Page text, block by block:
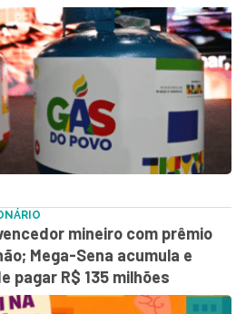
mineiro com prêmio
Mega-Sena acumula e
pagar R$ 135 milhões